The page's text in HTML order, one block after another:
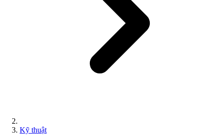
Kỹ thuật